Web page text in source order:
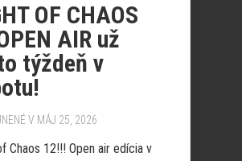
OF CHAOS
AIR už
týždeň v
V MÁJ 25, 2026
Chaos 12!!! Open air edícia v